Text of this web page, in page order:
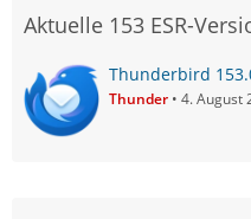
Aktuelle 153 ESR-
Thunderbird
Thunder 4. August